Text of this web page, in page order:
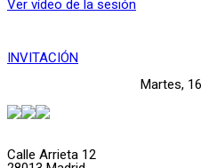
Ver vídeo de la sesión
INVITACIÓN
Martes,
Calle Arrieta 12